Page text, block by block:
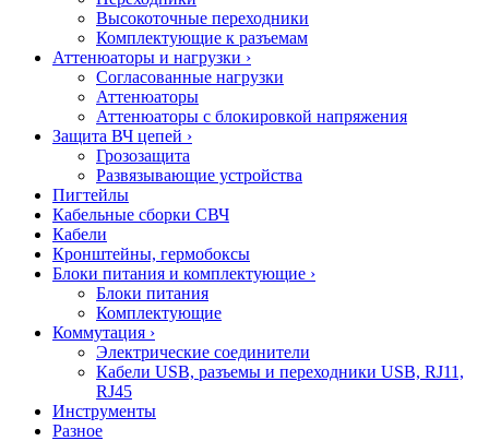
Высокоточные переходники
Комплектующие к разъемам
Аттенюаторы и нагрузки ›
Согласованные нагрузки
Аттенюаторы
Аттенюаторы с блокировкой напряжения
Защита ВЧ цепей ›
Грозозащита
Развязывающие устройства
Пигтейлы
Кабельные сборки СВЧ
Кабели
Кронштейны, гермобоксы
Блоки питания и комплектующие ›
Блоки питания
Комплектующие
Коммутация ›
Электрические соединители
Кабели USB, разъемы и переходники USB, RJ11,
RJ45
Инструменты
Разное